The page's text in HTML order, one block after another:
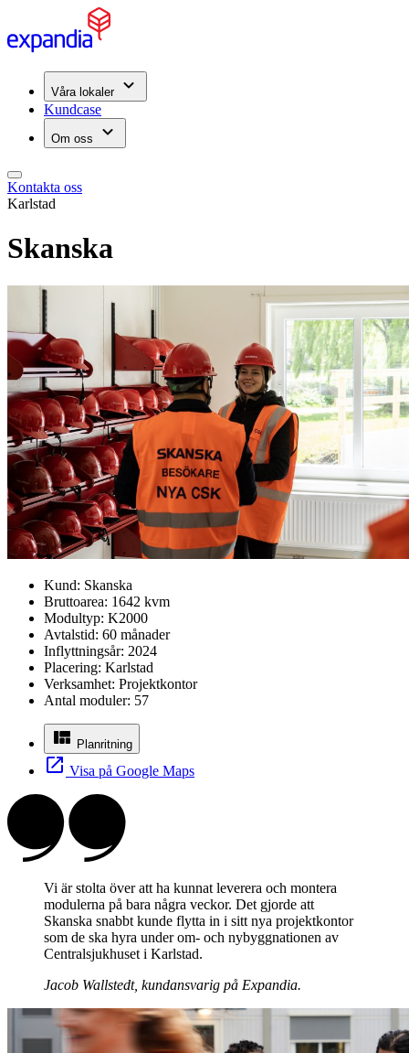
Våra lokaler
Kundcase
Om oss
Kontakta oss
Karlstad
Skanska
Kund: Skanska
Bruttoarea: 1642 kvm
Modultyp: K2000
Avtalstid: 60 månader
Inflyttningsår: 2024
Placering: Karlstad
Verksamhet: Projektkontor
Antal moduler: 57
Planritning
Visa på Google Maps
Vi är stolta över att ha kunnat leverera och montera
modulerna på bara några veckor. Det gjorde att
Skanska snabbt kunde flytta in i sitt nya projektkontor
som de ska hyra under om- och nybyggnationen av
Centralsjukhuset i Karlstad.
Jacob Wallstedt, kundansvarig på Expandia.